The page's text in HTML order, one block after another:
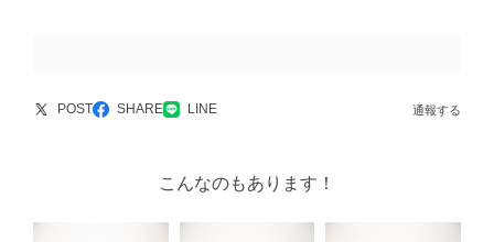
POST SHARE LINE 通報する
こんなのもあります！